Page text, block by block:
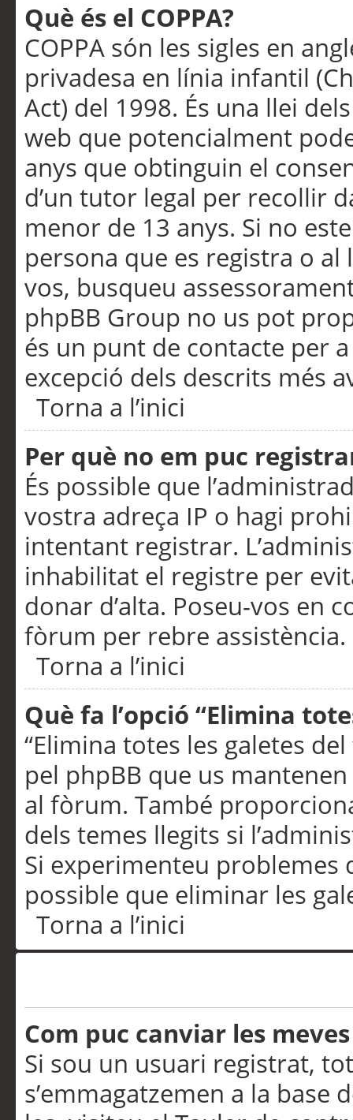
Què és el COPPA?
COPPA són les sigles en
privadesa en línia infantil
Act) del 1998. És una llei
web que potencialment
anys que obtinguin el
d’un tutor legal per recollir
menor de 13 anys. Si no
persona que es registra o
vos, busqueu
phpBB Group no us pot
és un punt de contacte per
excepció dels descrits més
Torna a l’inici
Per què no em puc
És possible que
vostra adreça IP o hagi
intentant registrar.
inhabilitat el registre per
donar d’alta. Poseu-vos en
fòrum per rebre assistència.
Torna a l’inici
Què fa l’opció “Elimina
“Elimina totes les galetes
pel phpBB que us
al fòrum. També
dels temes llegits si
Si experimenteu problemes
possible que eliminar les
Torna a l’inici
Com puc canviar les
Si sou un usuari registrat,
s’emmagatzemen a la